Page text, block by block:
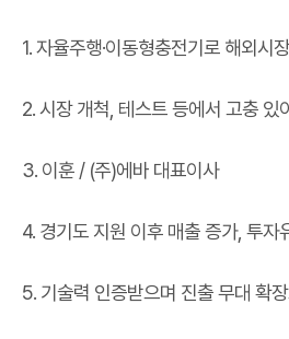
1. 자율주행·이동형충전기로 해외시
2. 시장 개척, 테스트 등에서 고충 있
3. 이훈 / (주)에바 대표이사
4. 경기도 지원 이후 매출 증가, 투자
5. 기술력 인증받으며 진출 무대 확